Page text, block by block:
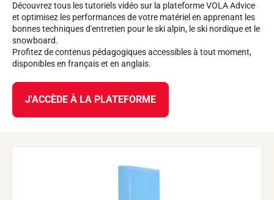
Découvrez tous les tutoriels vidéo sur la plateforme VOLA Advice
et optimisez les performances de votre matériel en apprenant les
bonnes techniques d'entretien pour le ski alpin, le ski nordique et le
snowboard.
Profitez de contenus pédagogiques accessibles à tout moment,
disponibles en français et en anglais.
J'ACCÈDE À LA PLATEFORME